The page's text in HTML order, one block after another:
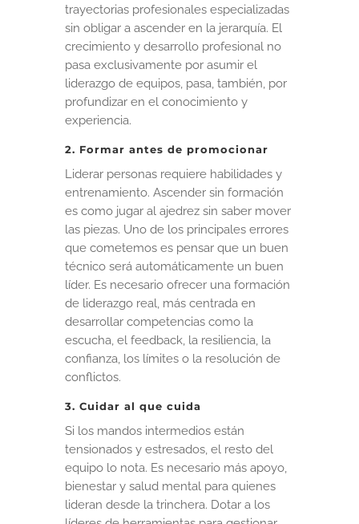
trayectorias profesionales especializadas
sin obligar a ascender en la jerarquía. El
crecimiento y desarrollo profesional no
pasa exclusivamente por asumir el
liderazgo de equipos, pasa, también, por
profundizar en el conocimiento y
experiencia.
2. Formar antes de promocionar
Liderar personas requiere habilidades y
entrenamiento. Ascender sin formación
es como jugar al ajedrez sin saber mover
las piezas. Uno de los principales errores
que cometemos es pensar que un buen
técnico será automáticamente un buen
líder. Es necesario ofrecer una formación
de liderazgo real, más centrada en
desarrollar competencias como la
escucha, el feedback, la resiliencia, la
confianza, los límites o la resolución de
conflictos.
3. Cuidar al que cuida
Si los mandos intermedios están
tensionados y estresados, el resto del
equipo lo nota. Es necesario más apoyo,
bienestar y salud mental para quienes
lideran desde la trinchera. Dotar a los